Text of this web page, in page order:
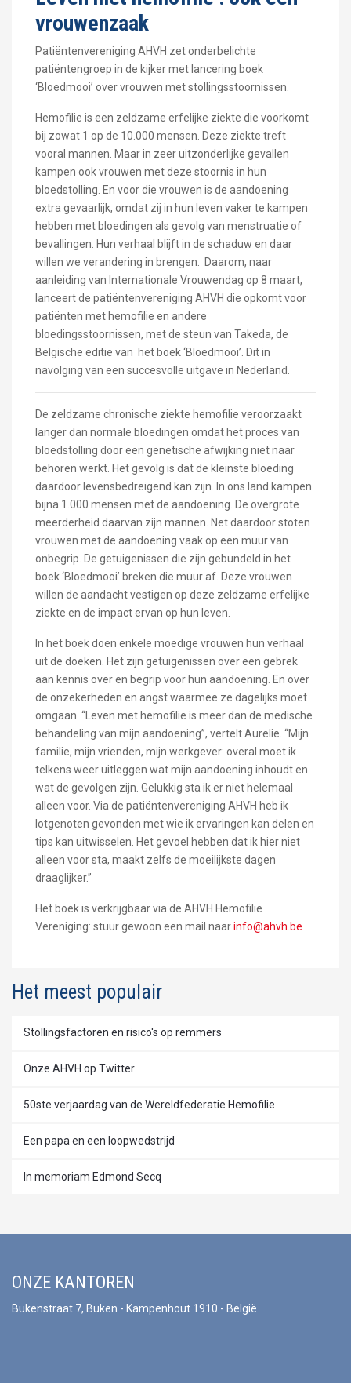
vrouwenzaak
Patiëntenvereniging AHVH zet onderbelichte
patiëntengroep in de kijker met lancering boek
‘Bloedmooi’ over vrouwen met stollingsstoornissen.
Hemofilie is een zeldzame erfelijke ziekte die voorkomt
bij zowat 1 op de 10.000 mensen. Deze ziekte treft
vooral mannen. Maar in zeer uitzonderlijke gevallen
kampen ook vrouwen met deze stoornis in hun
bloedstolling. En voor die vrouwen is de aandoening
extra gevaarlijk, omdat zij in hun leven vaker te kampen
hebben met bloedingen als gevolg van menstruatie of
bevallingen. Hun verhaal blijft in de schaduw en daar
willen we verandering in brengen. Daarom, naar
aanleiding van Internationale Vrouwendag op 8 maart,
lanceert de patiëntenvereniging AHVH die opkomt voor
patiënten met hemofilie en andere
bloedingsstoornissen, met de steun van Takeda, de
Belgische editie van het boek ‘Bloedmooi’. Dit in
navolging van een succesvolle uitgave in Nederland.
De zeldzame chronische ziekte hemofilie veroorzaakt
langer dan normale bloedingen omdat het proces van
bloedstolling door een genetische afwijking niet naar
behoren werkt. Het gevolg is dat de kleinste bloeding
daardoor levensbedreigend kan zijn. In ons land kampen
bijna 1.000 mensen met de aandoening. De overgrote
meerderheid daarvan zijn mannen. Net daardoor stoten
vrouwen met de aandoening vaak op een muur van
onbegrip. De getuigenissen die zijn gebundeld in het
boek ‘Bloedmooi’ breken die muur af. Deze vrouwen
willen de aandacht vestigen op deze zeldzame erfelijke
ziekte en de impact ervan op hun leven.
In het boek doen enkele moedige vrouwen hun verhaal
uit de doeken. Het zijn getuigenissen over een gebrek
aan kennis over en begrip voor hun aandoening. En over
de onzekerheden en angst waarmee ze dagelijks moet
omgaan. “Leven met hemofilie is meer dan de medische
behandeling van mijn aandoening”, vertelt Aurelie. “Mijn
familie, mijn vrienden, mijn werkgever: overal moet ik
telkens weer uitleggen wat mijn aandoening inhoudt en
wat de gevolgen zijn. Gelukkig sta ik er niet helemaal
alleen voor. Via de patiëntenvereniging AHVH heb ik
lotgenoten gevonden met wie ik ervaringen kan delen en
tips kan uitwisselen. Het gevoel hebben dat ik hier niet
alleen voor sta, maakt zelfs de moeilijkste dagen
draaglijker.”
Het boek is verkrijgbaar via de AHVH Hemofilie
Vereniging: stuur gewoon een mail naarinfo@ahvh.be
Het meest populair
Stollingsfactoren en risico's op remmers
Onze AHVH op Twitter
50ste verjaardag van de Wereldfederatie Hemofilie
Een papa en een loopwedstrijd
In memoriam Edmond Secq
ONZE KANTOREN
Bukenstraat 7, Buken - Kampenhout 1910 - België